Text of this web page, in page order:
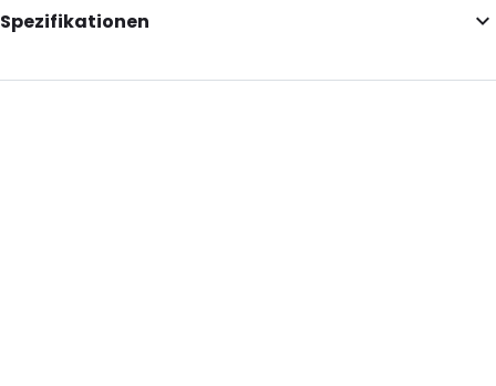
Spezifikationen
Additional information: Mit dem I'm Green Plastic-Logo